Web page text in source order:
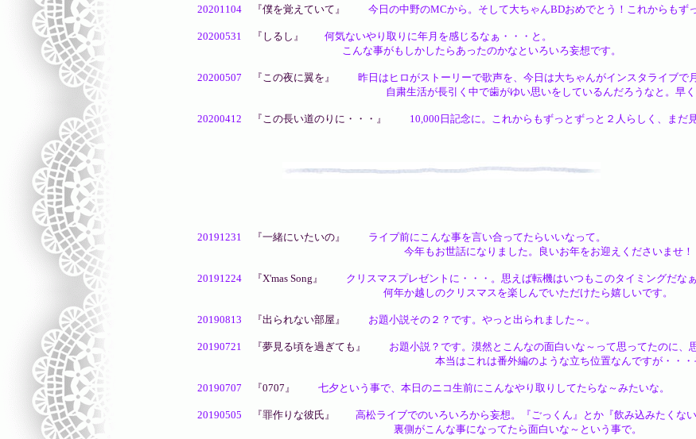
20201104 『僕を覚えていて』 今日の中野のMCから。そして大ちゃんBDおめでとう！これからもず
20200531 『しるし』
何気ないやり取りに年月を感じるなぁ・・・と。
こんな事がもしかしたらあったのかなといろいろ妄想です。
20200507 『この夜に翼を』
昨日はヒロがストーリーで歌声を、今日は大ちゃんがインスタライブで
自粛生活が長引く中で歯がゆい思いをしているんだろうなと。早く２人の笑顔
20200412 『この長い道のりに・・・』 10,000日記念に。これからもずっとずっと２人らしく、まだ
20191231 『一緒にいたいの』
ライブ前にこんな事を言い合ってたらいいなって。
今年もお世話になりました。良いお年をお迎えくださいませ！
20191224 『X'mas Song』
クリスマスプレゼントに・・・。思えば転機はいつもこのタイミングだなぁ
何年か越しのクリスマスを楽しんでいただけたら嬉しいです。
20190813 『出られない部屋』 お題小説その２？です。やっと出られました～。
20190721 『夢見る頃を過ぎても』
お題小説？です。漠然とこんなの面白いな～って思ってたのに、思
本当はこれは番外編のような立ち位置なんですが・・・その辺は皆さ
20190707 『0707』 七夕という事で、本日のニコ生前にこんなやり取りしてたらな～みたいな。
20190505 『罪作りな彼氏』
高松ライブでのいろいろから妄想。『ごっくん』とか『飲み込みたくない
裏側がこんな事になってたら面白いな～という事で。